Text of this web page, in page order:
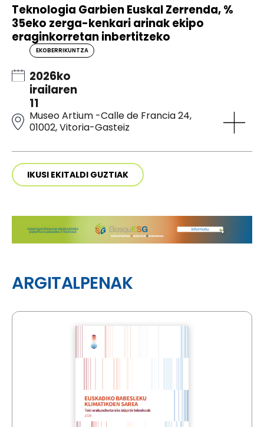
Teknologia Garbien Euskal Zerrenda, %
35eko zerga-kenkari arinak ekipo
eraginkorretan inbertitzeko
EKOBERRIKUNTZA
2026ko
irailaren
11
Museo Artium -Calle de Francia 24,
01002, Vitoria-Gasteiz
IKUSI EKITALDI GUZTIAK
ARGITALPENAK